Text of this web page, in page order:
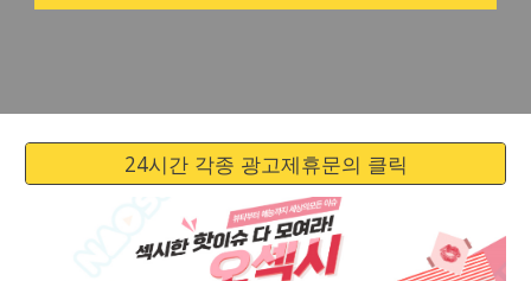
24시간 각종 광고제휴문의 클릭